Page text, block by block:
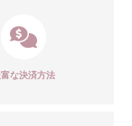
富な決済方法